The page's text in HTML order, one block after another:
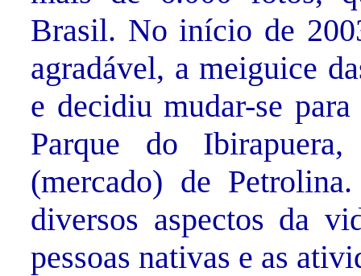
Brasil. No início de
agradável, a meiguice
e decidiu mudar-se
Parque do
(mercado) de
diversos aspectos da
pessoas nativas e as